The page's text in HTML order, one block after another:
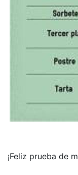
¡Feliz prueba de